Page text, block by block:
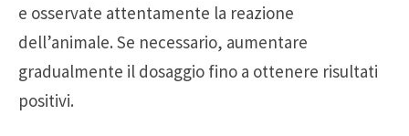
e osservate attentamente la reazione
dell’animale. Se necessario, aumentare
gradualmente il dosaggio fino a ottenere risultati
positivi.